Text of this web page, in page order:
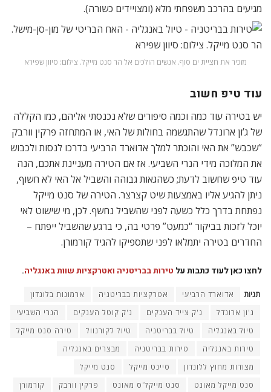
מגיעים בהרכב משפחתי מלא (ומצויידים כשורה).
מזכיר את חציית ים סוף. אנשים הולכים אל הר סנט מייקל. צילום: סיוון שפירא
עוד טיפ חשוב
יש בטירה עוד כמה וכמה סיפורים שלא נכנסתי אליהם, כמו הקללה
של ג’ון ארונדל שהתגשמה בחולות של האי, או המתחזה פרקין וורבק
“שכבש” את האי והוכתר למלך אדוארד הרביעי בדרכו לנסות ולכבוש
את המלוכה מידי הנרי השביעי. אז אם הטירה מעניינת אתכם, הנה
עוד טיפ שחשוב לדעת; כשהגאות גבוהה והשביל אל האי לא חשוף,
ניתן להגיע אליו באמצעות שיט קצרצר. הטירה של סנט מייקל
נפתחת בדרך כלל כשעה לפני שהשביל נחשף. לכן, מי שישוט לאי
יוכל לזכות בביקור “כמעט” פרטי בה, כי ברגע שהשביל ייפתח –
החדרים בטירה יתמלאו לפני שתספיקו להגיד קורמורן.
לחצו כאן לעוד כתבות על טירות בבריטניה ואטרקציות שוות באנגליה.
תגיות אדוארד הרביעי אטרקציות בבריטניה
ארמונות בלונדון
ג'ון ארונדל
ג'ק צייד הענקים ג'ק קוטל הענקים
הנרי השביעי
טיול באנגליה
טיול בבריטניה טיול לקורנוול
טירה סנט מייקל
טירות באנגליה
טירות בבריטניה
מבצרים באנגליה
מצודות מחוץ ללונדון
סיינט מייקל
סנט מייקל
סנט מייקל מאונט
סנט מייקל'ס מאונט פרקין וורבק
קורמורן